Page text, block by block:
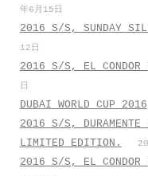
年6月15日
2016 S/S, SUNDAY
12日
2016 S/S, EL CONDOR
日
DUBAI WORLD CUP 2016
2016 S/S, DURAMENTE
LIMITED EDITION.
2016 S/S, EL CONDOR